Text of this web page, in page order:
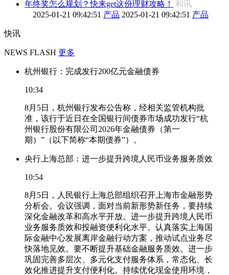
年终奖怎么规划？快来get这份理财攻略！
和讯
2025-01-21 09:42:51 产品 2025-01-21 09:42:51 产品
快讯
NEWS FLASH 更多
杭州银行：完成发行200亿元金融债券
10:34
8月5日，杭州银行发布公告称，经相关监管机构批
准，该行于近日在全国银行间债券市场成功发行“杭
州银行股份有限公司2026年金融债券（第一
期）”（以下简称“本期债券”）。
央行上海总部：进一步提升跨境人民币业务服务质效
10:54
8月5日，人民银行上海总部组织召开上海市金融形势
分析会。会议强调，面对当前新形势新任务，要持续
深化金融改革和高水平开放。进一步提升跨境人民币
业务服务质效和投融资便利化水平。认真落实上海国
际金融中心发展离岸金融行动方案，推动试点业务尽
快落地见效。要不断提升基础金融服务质效。进一步
巩固完善多层次、多元化支付服务体系，常态化、长
效化推进提升支付便利化。持续优化现金使用环境，